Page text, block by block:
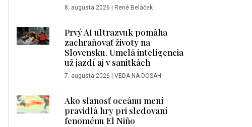
8. augusta 2026 | René Beláček
Prvý AI ultrazvuk pomáha
zachraňovať životy na
Slovensku. Umelá inteligencia
už jazdí aj v sanitkách
7. augusta 2026 | VEDA NA DOSAH
Ako slanosť oceánu mení
pravidlá hry pri sledovaní
fenoménu El Niño